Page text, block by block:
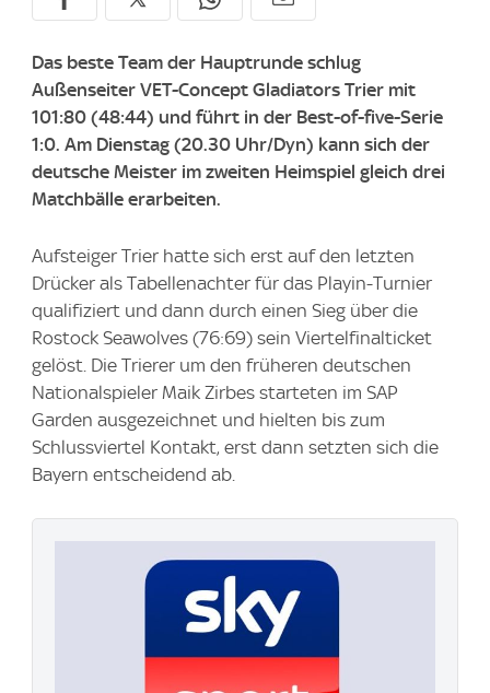
Das beste Team der Hauptrunde schlug
Außenseiter VET-Concept Gladiators Trier mit
101:80 (48:44) und führt in der Best-of-five-Serie
1:0. Am Dienstag (20.30 Uhr/Dyn) kann sich der
deutsche Meister im zweiten Heimspiel gleich drei
Matchbälle erarbeiten.
Aufsteiger Trier hatte sich erst auf den letzten
Drücker als Tabellenachter für das Playin-Turnier
qualifiziert und dann durch einen Sieg über die
Rostock Seawolves (76:69) sein Viertelfinalticket
gelöst. Die Trierer um den früheren deutschen
Nationalspieler Maik Zirbes starteten im SAP
Garden ausgezeichnet und hielten bis zum
Schlussviertel Kontakt, erst dann setzten sich die
Bayern entscheidend ab.